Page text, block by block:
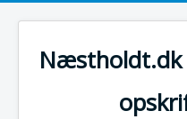
Næstholdt.dk